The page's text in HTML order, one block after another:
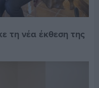
τη νέα έκθεση της